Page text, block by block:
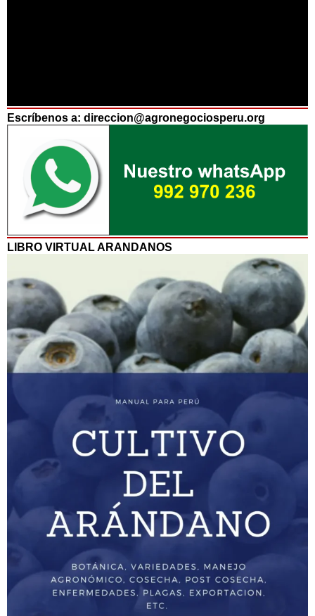
Escríbenos a: direccion@agronegociosperu.org
LIBRO VIRTUAL ARANDANOS